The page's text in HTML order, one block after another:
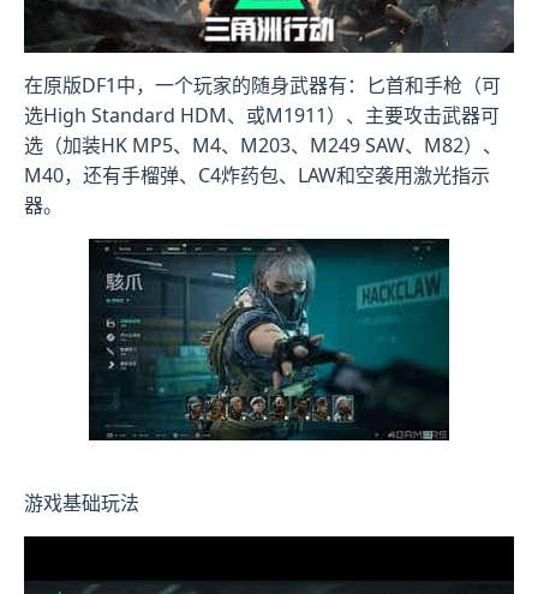
在原版DF1中，一个玩家的随身武器有：匕首和手枪（可
选High Standard HDM、或M1911）、主要攻击武器可
选（加装HK MP5、M4、M203、M249 SAW、M82）、
M40，还有手榴弹、C4炸药包、LAW和空袭用激光指示
器。
游戏基础玩法